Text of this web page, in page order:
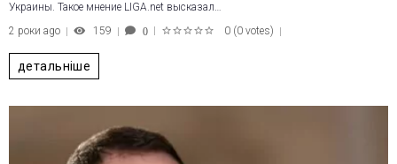
Украины. Такое мнение LIGA.net высказал…
2 роки ago
159 0 0 (0 votes)
детальніше